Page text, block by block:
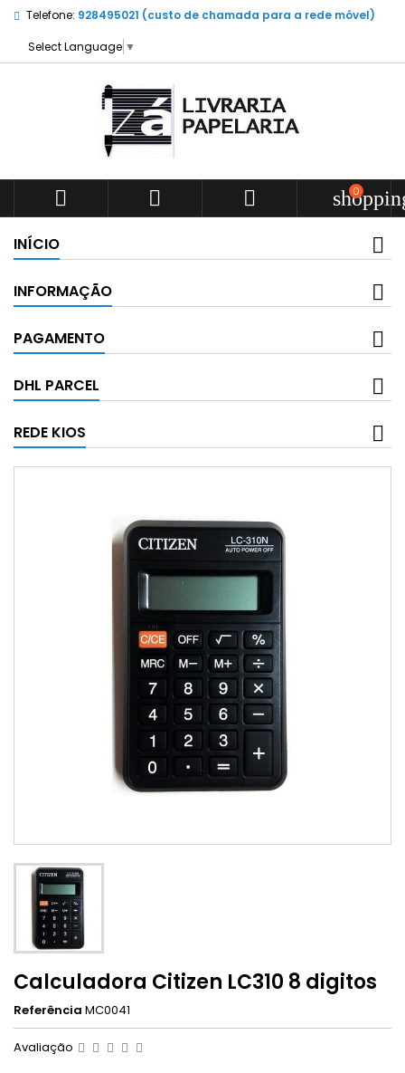
Telefone: 928495021 (custo de chamada para a rede móvel)
Select Language ▼
   0
INÍCIO
INFORMAÇÃO
PAGAMENTO
DHL PARCEL
REDE KIOS
Calculadora Citizen LC310 8 digitos
Referência MC0041
Avaliação